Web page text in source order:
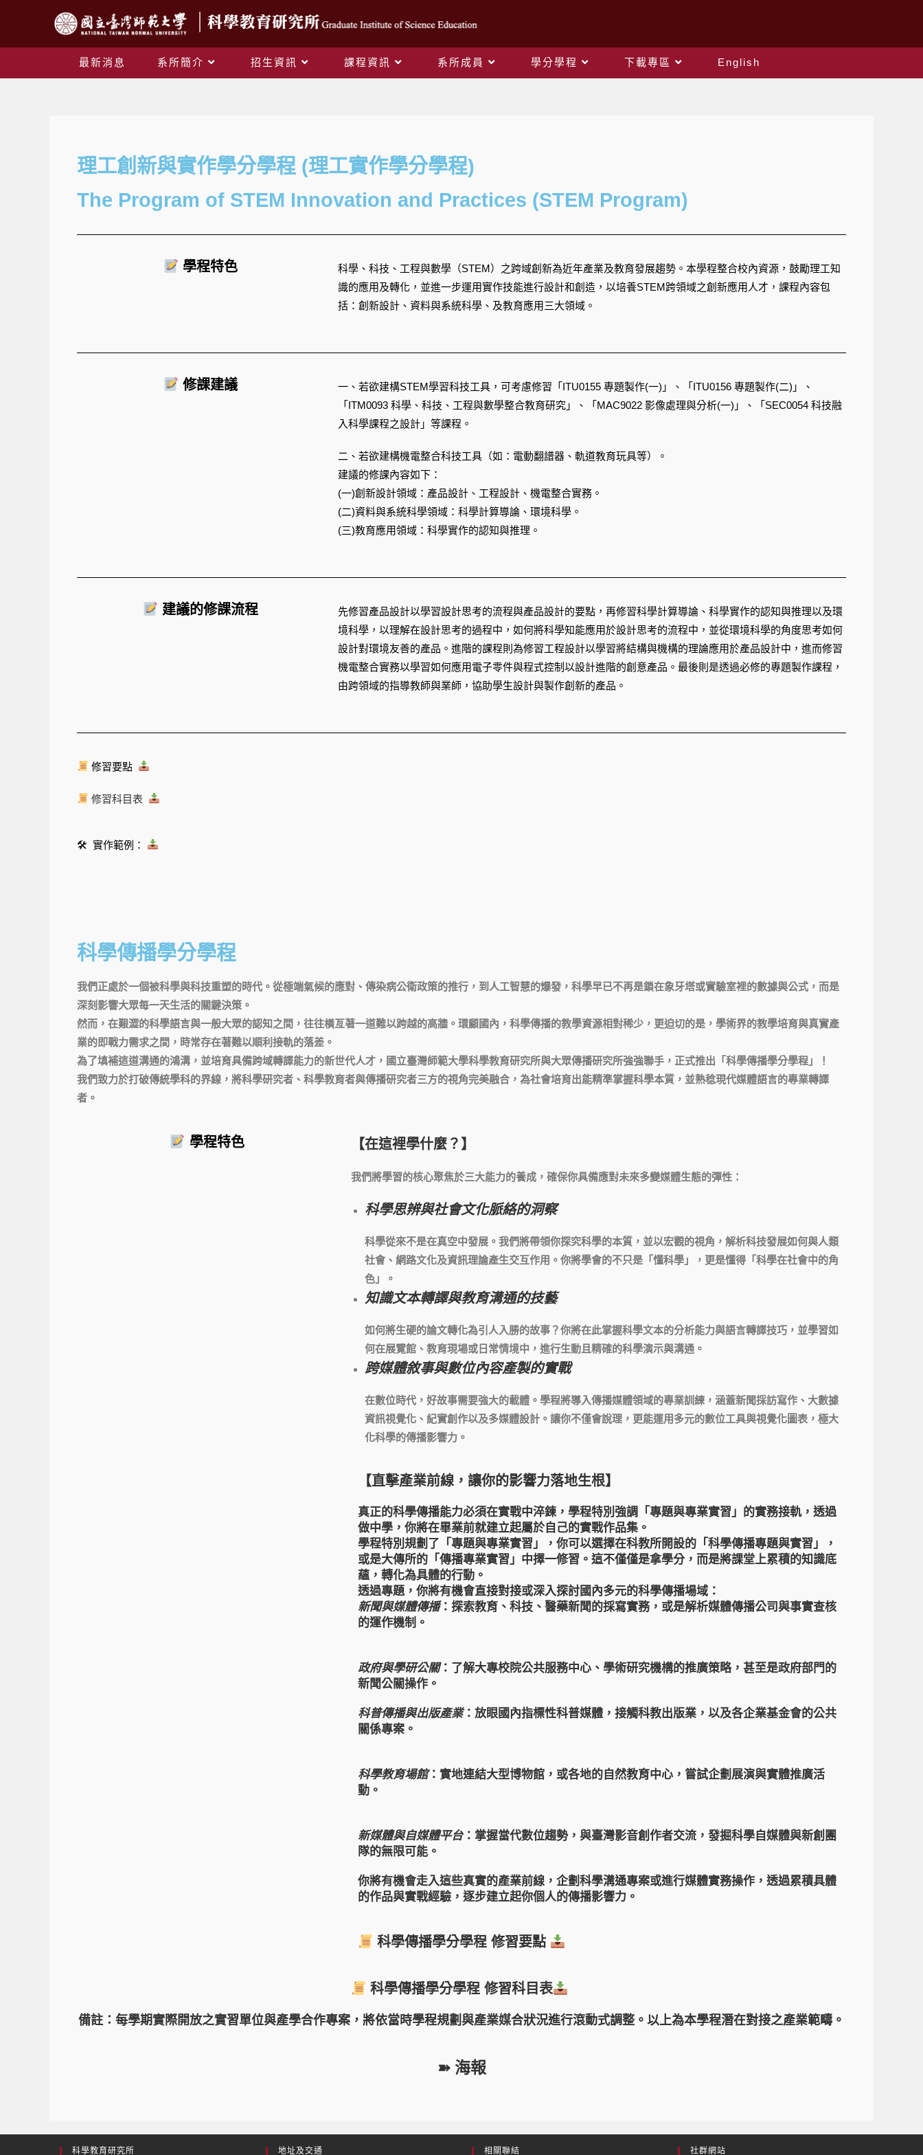
最新消息 系所簡介 招生資訊 課程資訊 系所成員 學分學程 下載專區 English
理工創新與實作學分學程 (理工實作學分學程)
The Program of STEM Innovation and Practices (STEM Program)
學程特色
科學、科技、工程與數學（STEM）之跨域創新為近年產業及教育發展趨勢。本學程整合校內資源，鼓勵理工知
識的應用及轉化，並進一步運用實作技能進行設計和創造，以培養STEM跨領域之創新應用人才，課程內容包
括：創新設計、資料與系統科學、及教育應用三大領域。
修課建議
一、若欲建構STEM學習科技工具，可考慮修習「ITU0155 專題製作(一)」、「ITU0156 專題製作(二)」、
「ITM0093 科學、科技、工程與數學整合教育研究」、「MAC9022 影像處理與分析(一)」、「SEC0054 科技融
入科學課程之設計」等課程。
二、若欲建構機電整合科技工具（如：電動翻譜器、軌道教育玩具等）。
建議的修課內容如下：
(一)創新設計領域：產品設計、工程設計、機電整合實務。
(二)資料與系統科學領域：科學計算導論、環境科學。
(三)教育應用領域：科學實作的認知與推理。
建議的修課流程
先修習產品設計以學習設計思考的流程與產品設計的要點，再修習科學計算導論、科學實作的認知與推理以及環
境科學，以理解在設計思考的過程中，如何將科學知能應用於設計思考的流程中，並從環境科學的角度思考如何
設計對環境友善的產品。進階的課程則為修習工程設計以學習將結構與機構的理論應用於產品設計中，進而修習
機電整合實務以學習如何應用電子零件與程式控制以設計進階的創意產品。最後則是透過必修的專題製作課程，
由跨領域的指導教師與業師，協助學生設計與製作創新的產品。
修習要點
修習科目表
🛠 實作範例：
科學傳播學分學程
我們正處於一個被科學與科技重塑的時代。從極端氣候的應對、傳染病公衛政策的推行，到人工智慧的爆發，科學早已不再是鎖在象牙塔或實驗室裡的數據與公式，而是
深刻影響大眾每一天生活的關鍵決策。
然而，在艱澀的科學語言與一般大眾的認知之間，往往橫亙著一道難以跨越的高牆。環顧國內，科學傳播的教學資源相對稀少，更迫切的是，學術界的教學培育與真實產
業的即戰力需求之間，時常存在著難以順利接軌的落差。
為了填補這道溝通的鴻溝，並培育具備跨域轉譯能力的新世代人才，國立臺灣師範大學科學教育研究所與大眾傳播研究所強強聯手，正式推出「科學傳播學分學程」！
我們致力於打破傳統學科的界線，將科學研究者、科學教育者與傳播研究者三方的視角完美融合，為社會培育出能精準掌握科學本質，並熟稔現代媒體語言的專業轉譯
者。
學程特色 【在這裡學什麼？】
我們將學習的核心聚焦於三大能力的養成，確保你具備應對未來多變媒體生態的彈性：
科學思辨與社會文化脈絡的洞察
科學從來不是在真空中發展。我們將帶領你探究科學的本質，並以宏觀的視角，解析科技發展如何與人類
社會、網路文化及資訊理論產生交互作用。你將學會的不只是「懂科學」，更是懂得「科學在社會中的角
色」。
知識文本轉譯與教育溝通的技藝
如何將生硬的論文轉化為引人入勝的故事？你將在此掌握科學文本的分析能力與語言轉譯技巧，並學習如
何在展覽館、教育現場或日常情境中，進行生動且精確的科學演示與溝通。
跨媒體敘事與數位內容產製的實戰
在數位時代，好故事需要強大的載體。學程將導入傳播媒體領域的專業訓練，涵蓋新聞採訪寫作、大數據
資訊視覺化、紀實創作以及多媒體設計。讓你不僅會說理，更能運用多元的數位工具與視覺化圖表，極大
化科學的傳播影響力。
【直擊產業前線，讓你的影響力落地生根】
真正的科學傳播能力必須在實戰中淬鍊，學程特別強調「專題與專業實習」的實務接軌，透過
做中學，你將在畢業前就建立起屬於自己的實戰作品集。
學程特別規劃了「專題與專業實習」，你可以選擇在科教所開設的「科學傳播專題與實習」，
或是大傳所的「傳播專業實習」中擇一修習。這不僅僅是拿學分，而是將課堂上累積的知識底
蘊，轉化為具體的行動。
透過專題，你將有機會直接對接或深入探討國內多元的科學傳播場域：
新聞與媒體傳播：探索教育、科技、醫藥新聞的採寫實務，或是解析媒體傳播公司與事實查核
的運作機制。
政府與學研公關：了解大專校院公共服務中心、學術研究機構的推廣策略，甚至是政府部門的
新聞公關操作。
科普傳播與出版產業：放眼國內指標性科普媒體，接觸科教出版業，以及各企業基金會的公共
關係專案。
科學教育場館：實地連結大型博物館，或各地的自然教育中心，嘗試企劃展演與實體推廣活
動。
新媒體與自媒體平台：掌握當代數位趨勢，與臺灣影音創作者交流，發掘科學自媒體與新創團
隊的無限可能。
你將有機會走入這些真實的產業前線，企劃科學溝通專案或進行媒體實務操作，透過累積具體
的作品與實戰經驗，逐步建立起你個人的傳播影響力。
科學傳播學分學程 修習要點
科學傳播學分學程 修習科目表
備註：每學期實際開放之實習單位與產學合作專案，將依當時學程規劃與產業媒合狀況進行滾動式調整。以上為本學程潛在對接之產業範疇。
➽ 海報
科學教育研究所 地址及交通 相關聯結 社群網站